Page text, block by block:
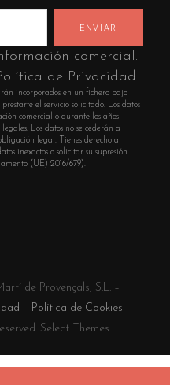
comercial.
de Privacidad.
incorporados en un fichero bajo
el servicio solicitado. Los datos
comercial o durante los años
Los datos no se cederán a
legal. Tienes derecho a
inexactos o solicitar su supresión
(UE) 2016/679).
de Provençals, S.L. –
– Política de Cookies –
Select Themes